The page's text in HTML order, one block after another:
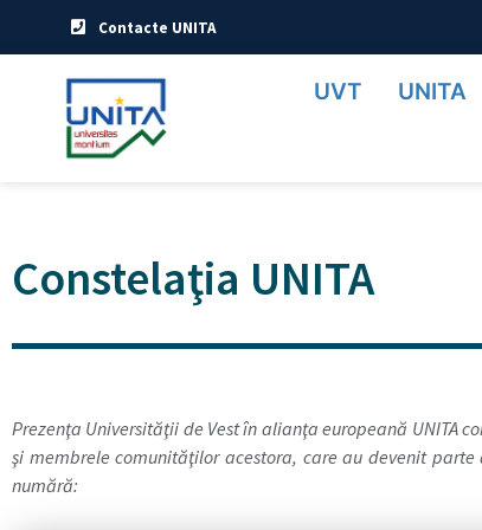
Contacte UNITA
UVT UNITA
Constelaţia UNITA
Prezenţa Universităţii de Vest în alianţa europeană UNITA
şi membrele comunităţilor acestora, care au devenit
numără: